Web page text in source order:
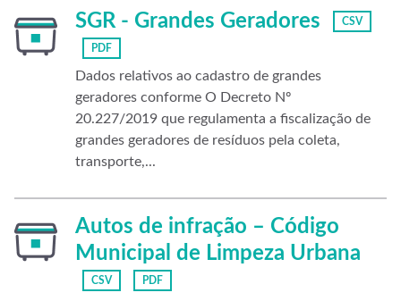
SGR - Grandes Geradores CSV
PDF
Dados relativos ao cadastro de grandes
geradores conforme O Decreto Nº
20.227/2019 que regulamenta a fiscalização de
grandes geradores de resíduos pela coleta,
transporte,...
Autos de infração – Código
Municipal de Limpeza Urbana
CSV PDF